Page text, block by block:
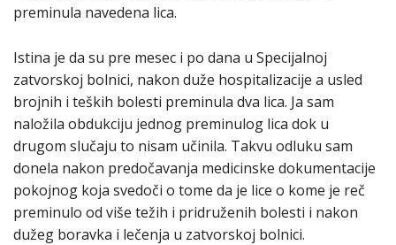
preminula navedena lica.
Istina je da su pre mesec i po dana u Specijalnoj
zatvorskoj bolnici, nakon duže hospitalizacije a usled
brojnih i teških bolesti preminula dva lica. Ja sam
naložila obdukciju jednog preminulog lica dok u
drugom slučaju to nisam učinila. Takvu odluku sam
donela nakon predočavanja medicinske dokumentacije
pokojnog koja svedoči o tome da je lice o kome je reč
preminulo od više težih i pridruženih bolesti i nakon
dužeg boravka i lečenja u zatvorskoj bolnici.